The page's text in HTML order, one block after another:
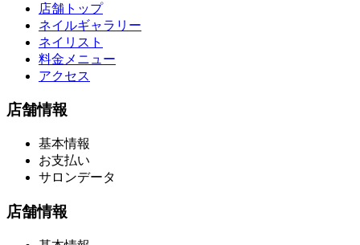
店舗トップ
ネイルギャラリー
ネイリスト
料金メニュー
アクセス
店舗情報
基本情報
お支払い
サロンデータ
店舗情報